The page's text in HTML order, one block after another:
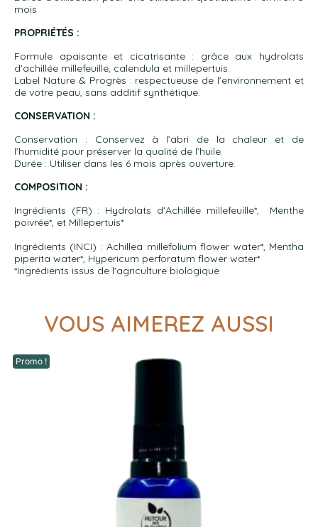
mois
PROPRIÉTÉS :
Formule apaisante et cicatrisante : grâce aux hydrolats
d'achillée millefeuille, calendula et millepertuis.
Label Nature & Progrès : respectueuse de l’environnement et
de votre peau, sans additif synthétique.
CONSERVATION :
Conservation : Conservez à l’abri de la chaleur et de
l’humidité pour préserver la qualité de l’huile.
Durée : Utiliser dans les 6 mois après ouverture.
COMPOSITION :
Ingrédients (FR) : Hydrolats d'Achillée millefeuille*, Menthe
poivrée*, et Millepertuis*
Ingrédients (INCI) : Achillea millefolium flower water*, Mentha
piperita water*, Hypericum perforatum flower water*
*Ingrédients issus de l'agriculture biologique
VOUS AIMEREZ AUSSI
Promo !